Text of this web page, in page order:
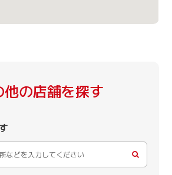
他の店舗を探す